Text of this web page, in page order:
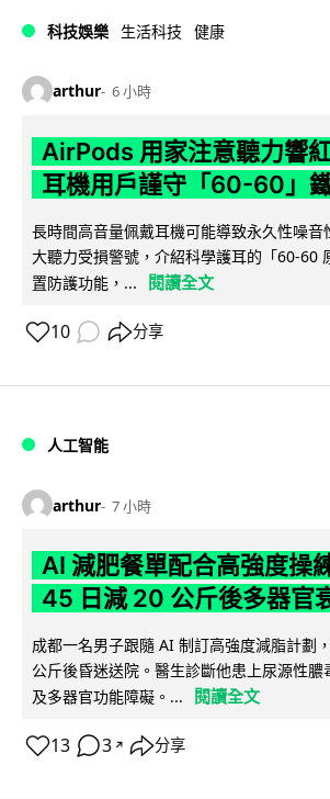
科技娛樂 生活科技 健康
arthur 6 小時
AirPods 用家注意聽力響
耳機用戶謹守「60-60」
長時間高音量佩戴耳機可能導致永久性噪
大聽力受損警號，介紹科學護耳的「60-60
置防護功能，...
閱讀全文
10 分享
人工智能
arthur 7 小時
AI 減肥餐單配合高強度
45 日減 20 公斤後多器官
成都一名男子跟隨 AI 制訂高強度減脂計劃
公斤後昏迷送院。醫生診斷他患上尿源性膿
及多器官功能障礙。...
閱讀全文
13 3 ↗ 分享